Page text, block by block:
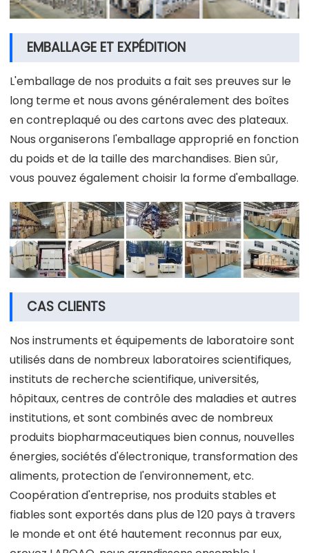
EMBALLAGE ET EXPÉDITION
L'emballage de nos produits a fait ses preuves sur le
long terme et nous avons généralement des boîtes
en contreplaqué ou des cartons avec des plateaux.
Nous organiserons l'emballage approprié en fonction
du poids et de la taille des marchandises. Bien sûr,
vous pouvez également choisir la forme d'emballage.
CAS CLIENTS
Nos instruments et équipements de laboratoire sont
utilisés dans de nombreux laboratoires scientifiques,
instituts de recherche scientifique, universités,
hôpitaux, centres de contrôle des maladies et autres
institutions, et sont combinés avec de nombreux
produits biopharmaceutiques bien connus, nouvelles
énergies, sociétés d'électronique, transformation des
aliments, protection de l'environnement, etc.
Coopération d'entreprise, nos produits stables et
fiables sont exportés dans plus de 120 pays à travers
le monde et ont été hautement reconnus par eux,